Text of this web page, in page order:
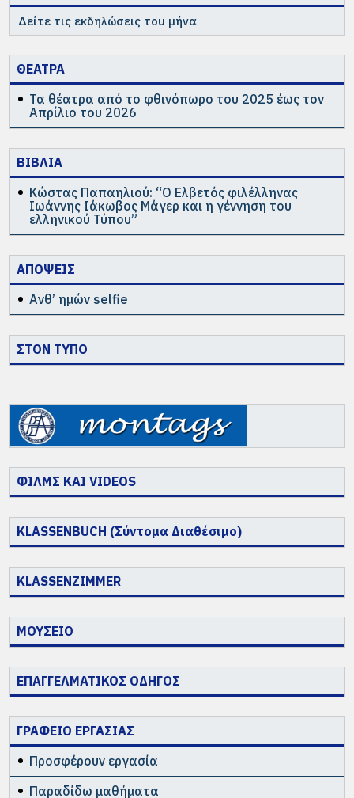
Δείτε τις εκδηλώσεις του μήνα
ΘΕΑΤΡΑ
Τα θέατρα από το φθινόπωρο του 2025 έως τον
Απρίλιο του 2026
ΒΙΒΛΙΑ
Κώστας Παπαηλιού: “Ο Ελβετός φιλέλληνας
Ιωάννης Ιάκωβος Μάγερ και η γέννηση του
ελληνικού Τύπου”
ΑΠΟΨΕΙΣ
Ανθ’ ημών selfie
ΣΤΟΝ ΤΥΠΟ
ΦΙΛΜΣ ΚΑΙ VIDEOS
KLASSENBUCH (Σύντομα Διαθέσιμο)
KLASSENZIMMER
ΜΟΥΣΕΙΟ
ΕΠΑΓΓΕΛΜΑΤΙΚΟΣ ΟΔΗΓΟΣ
ΓΡΑΦΕΙΟ ΕΡΓΑΣΙΑΣ
Προσφέρουν εργασία
Παραδίδω μαθήματα